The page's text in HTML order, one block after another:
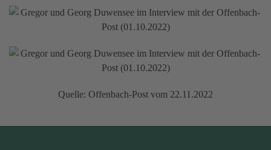
Quelle: Offenbach-Post vom 22.11.2022